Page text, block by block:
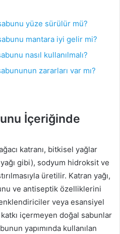
yüze sürülür mü?
mantara iyi gelir mi?
nasıl kullanılmalı?
zararları var mı?
İçeriğinde
katranı, bitkisel yağlar
gibi), sodyum hidroksit ve
üretilir. Katran yağı,
ve antiseptik özelliklerini
veya esansiyel
içermeyen doğal sabunlar
yapımında kullanılan